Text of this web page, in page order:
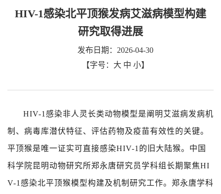
HIV-1感染北平顶猴发病艾滋病模型构建
研究取得进展
发布日期：2026-04-30
【字号： 大 中 小】
HIV-1 感染非人灵长类动物模型是阐明艾滋病发病机
制、病毒库潜伏特征、评估药物及疫苗有效性的关键。
平顶猴是唯一证实可直接感染HIV-1 的旧大陆猴。中国
科学院昆明动物研究所郑永唐研究员学科组长期聚焦HI
V-1 感染北平顶猴模型构建及机制研究工作。郑永唐学科